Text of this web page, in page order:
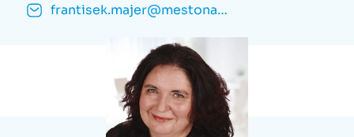
frantisek.majer@mestonachod.cz